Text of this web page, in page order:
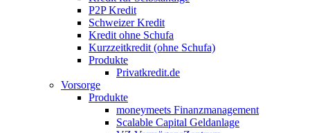
P2P Kredit
Schweizer Kredit
Kredit ohne Schufa
Kurzzeitkredit (ohne Schufa)
Produkte
Privatkredit.de
Vorsorge
Produkte
moneymeets Finanzmanagement
Scalable Capital Geldanlage